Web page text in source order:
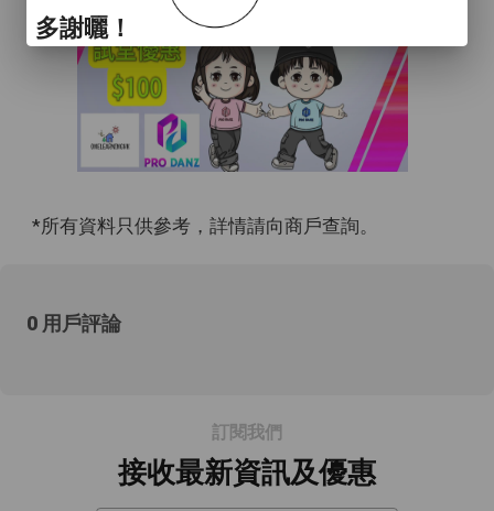
*所有資料只供參考，詳情請向商戶查詢。
0 用戶評論
訂閱我們
接收最新資訊及優惠
多謝曬！